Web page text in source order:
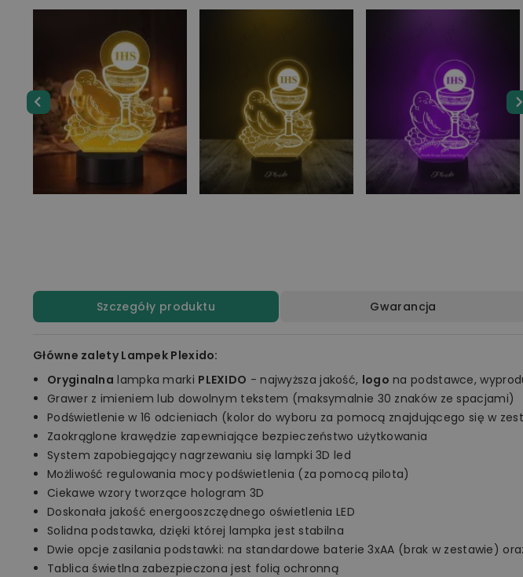
Szczegóły produktu Gwarancja
Główne zalety Lampek Plexido:
Oryginalna lampka marki PLEXIDO - najwyższa jakość, logo na podstawce,
Grawer z imieniem lub dowolnym tekstem (maksymalnie 30 znaków ze spacjami)
Podświetlenie w 16 odcieniach (kolor do wyboru za pomocą znajdującego się w
Zaokrąglone krawędzie zapewniające bezpieczeństwo użytkowania
System zapobiegający nagrzewaniu się lampki 3D led
Możliwość regulowania mocy podświetlenia (za pomocą pilota)
Ciekawe wzory tworzące hologram 3D
Doskonała jakość energooszczędnego oświetlenia LED
Solidna podstawka, dzięki której lampka jest stabilna
Dwie opcje zasilania podstawki: na standardowe baterie 3xAA (brak w zestawie)
Tablica świetlna zabezpieczona jest folią ochronną